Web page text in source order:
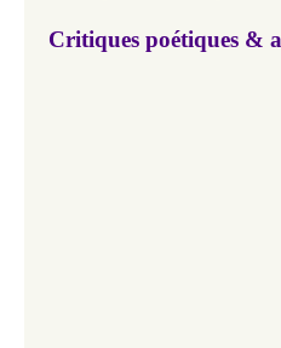
Critiques poétiques &